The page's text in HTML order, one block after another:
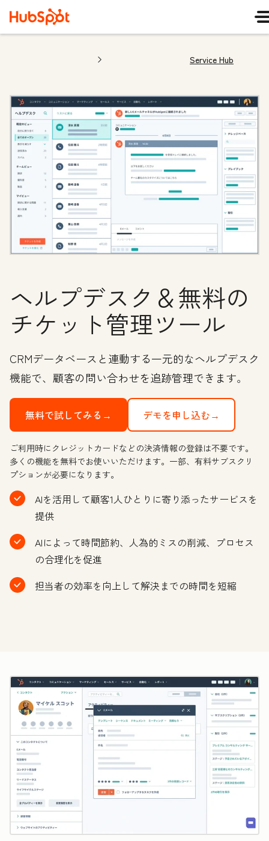
Service Hub
ヘルプデスク＆無料の
チケット管理ツール
CRMデータベースと連動する一元的なヘルプデスク
機能で、顧客の問い合わせを追跡管理できます。
無料で試してみる→ デモを申し込む→
ご利用時にクレジットカードなどの決済情報の登録は不要です。
多くの機能を無料でお使いいただけます。一部、有料サブスクリ
プションが必要になります。
AIを活用して顧客1人ひとりに寄り添ったサービスを
提供
AIによって時間節約、人為的ミスの削減、プロセス
の合理化を促進
担当者の効率を向上して解決までの時間を短縮